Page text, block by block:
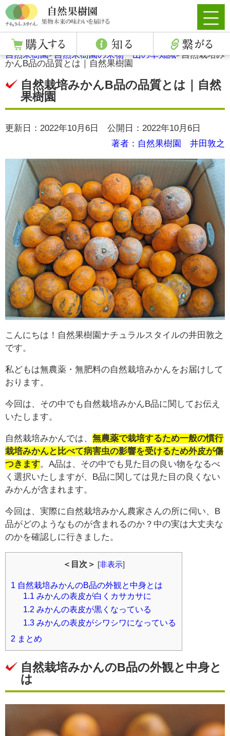
自然果樹園>自然果樹園の果物・山の幸知識>自然栽培み
かんB品の品質とは｜自然果樹園
自然栽培みかんB品の品質とは｜自然
果樹園
更新日：2022年10月6日 公開日：2022年10月6日
著者：自然果樹園 井田敦之
こんにちは！自然果樹園ナチュラルスタイルの井田敦之
です。
私どもは無農薬・無肥料の自然栽培みかんをお届けして
おります。
今回は、その中でも自然栽培みかんB品に関してお伝え
いたします。
自然栽培みかんでは、 無農薬で栽培するため一般の慣行
栽培みかんと比べて病害虫の影響を受けるため外皮が傷
つきます。A品は、その中でも見た目の良い物をなるべ
く選択いたしますが、B品に関しては見た目の良くない
みかんが含まれます。
今回は、実際に自然栽培みかん農家さんの所に伺い、B
品がどのようなものが含まれるのか？中の実は大丈夫な
のかを確認しに行きました。
＜目次＞ [非表示]
1 自然栽培みかんのB品の外観と中身とは
1.1 みかんの表皮が白くカサカサに
1.2 みかんの表皮が黒くなっている
1.3 みかんの表皮がシワシワになっている
2 まとめ
自然栽培みかんのB品の外観と中身と
は